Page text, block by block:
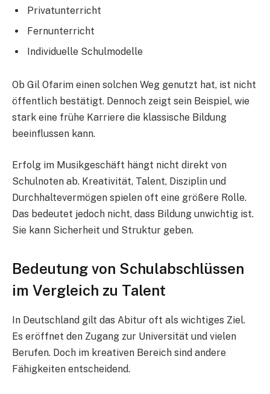
Privatunterricht
Fernunterricht
Individuelle Schulmodelle
Ob Gil Ofarim einen solchen Weg genutzt hat, ist nicht
öffentlich bestätigt. Dennoch zeigt sein Beispiel, wie
stark eine frühe Karriere die klassische Bildung
beeinflussen kann.
Erfolg im Musikgeschäft hängt nicht direkt von
Schulnoten ab. Kreativität, Talent, Disziplin und
Durchhaltevermögen spielen oft eine größere Rolle.
Das bedeutet jedoch nicht, dass Bildung unwichtig ist.
Sie kann Sicherheit und Struktur geben.
Bedeutung von Schulabschlüssen
im Vergleich zu Talent
In Deutschland gilt das Abitur oft als wichtiges Ziel.
Es eröffnet den Zugang zur Universität und vielen
Berufen. Doch im kreativen Bereich sind andere
Fähigkeiten entscheidend.